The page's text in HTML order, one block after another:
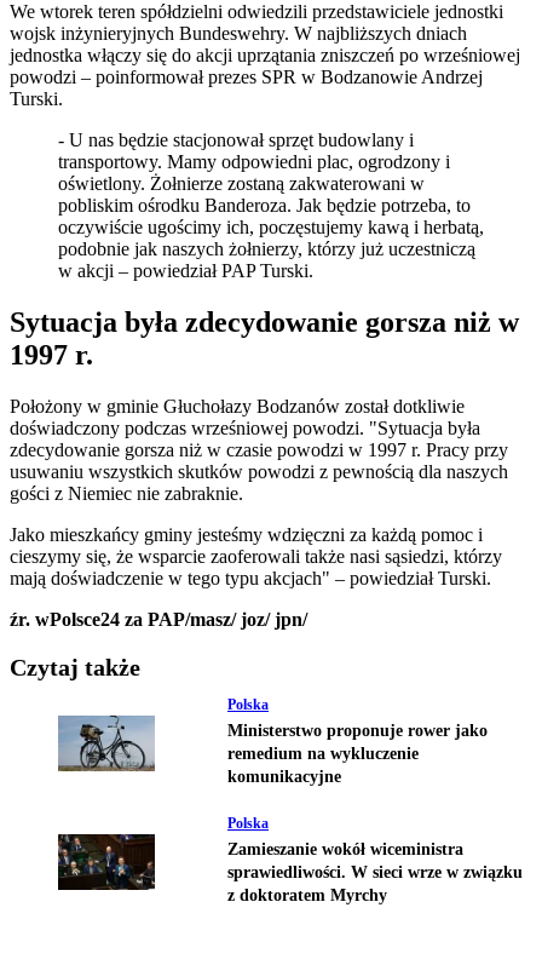
We wtorek teren spółdzielni odwiedzili przedstawiciele jednostki
wojsk inżynieryjnych Bundeswehry. W najbliższych dniach
jednostka włączy się do akcji uprzątania zniszczeń po wrześniowej
powodzi – poinformował prezes SPR w Bodzanowie Andrzej
Turski.
- U nas będzie stacjonował sprzęt budowlany i
transportowy. Mamy odpowiedni plac, ogrodzony i
oświetlony. Żołnierze zostaną zakwaterowani w
pobliskim ośrodku Banderoza. Jak będzie potrzeba, to
oczywiście ugościmy ich, poczęstujemy kawą i herbatą,
podobnie jak naszych żołnierzy, którzy już uczestniczą
w akcji – powiedział PAP Turski.
Sytuacja była zdecydowanie gorsza niż w
1997 r.
Położony w gminie Głuchołazy Bodzanów został dotkliwie
doświadczony podczas wrześniowej powodzi. "Sytuacja była
zdecydowanie gorsza niż w czasie powodzi w 1997 r. Pracy przy
usuwaniu wszystkich skutków powodzi z pewnością dla naszych
gości z Niemiec nie zabraknie.
Jako mieszkańcy gminy jesteśmy wdzięczni za każdą pomoc i
cieszymy się, że wsparcie zaoferowali także nasi sąsiedzi, którzy
mają doświadczenie w tego typu akcjach" – powiedział Turski.
źr. wPolsce24 za PAP/masz/ joz/ jpn/
Czytaj także
Polska
Ministerstwo proponuje rower jako
remedium na wykluczenie
komunikacyjne
Polska
Zamieszanie wokół wiceministra
sprawiedliwości. W sieci wrze w związku
z doktoratem Myrchy